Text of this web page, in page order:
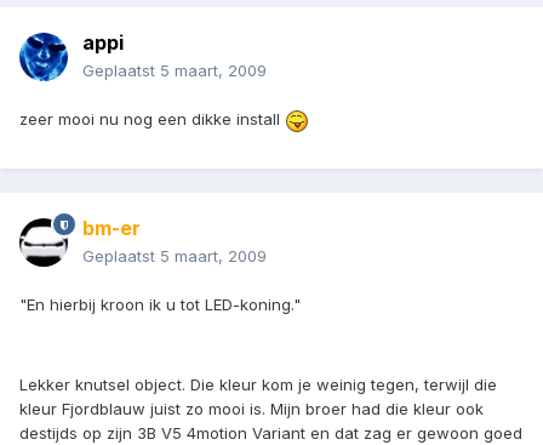
appi
Geplaatst 5 maart, 2009
zeer mooi nu nog een dikke install
bm-er
Geplaatst 5 maart, 2009
"En hierbij kroon ik u tot LED-koning."
Lekker knutsel object. Die kleur kom je weinig tegen, terwijl die
kleur Fjordblauw juist zo mooi is. Mijn broer had die kleur ook
destijds op zijn 3B V5 4motion Variant en dat zag er gewoon goed